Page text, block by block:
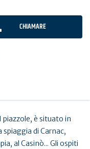
CHIAMARE
piazzole, è situato in
spiaggia di Carnac,
al Casinò... Gli ospiti